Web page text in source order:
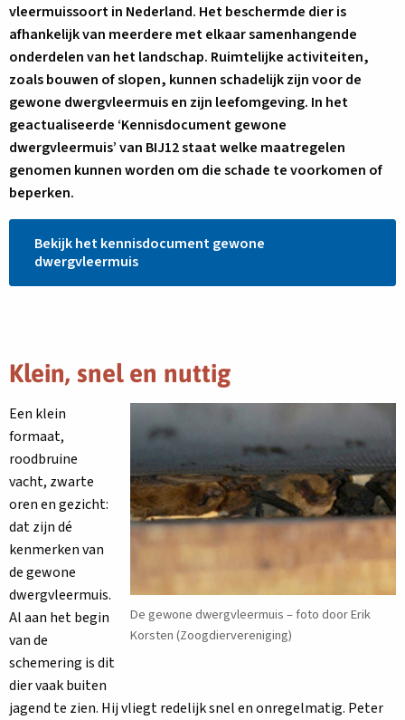
vleermuissoort in Nederland. Het beschermde dier is
afhankelijk van meerdere met elkaar samenhangende
onderdelen van het landschap. Ruimtelijke activiteiten,
zoals bouwen of slopen, kunnen schadelijk zijn voor de
gewone dwergvleermuis en zijn leefomgeving. In het
geactualiseerde ‘Kennisdocument gewone
dwergvleermuis’ van BIJ12 staat welke maatregelen
genomen kunnen worden om die schade te voorkomen of
beperken.
Bekijk het kennisdocument gewone
dwergvleermuis
Klein, snel en nuttig
De gewone dwergvleermuis – foto door Erik
Korsten (Zoogdiervereniging)
Een klein
formaat,
roodbruine
vacht, zwarte
oren en gezicht:
dat zijn dé
kenmerken van
de gewone
dwergvleermuis.
Al aan het begin
van de
schemering is dit
dier vaak buiten
jagend te zien. Hij vliegt redelijk snel en onregelmatig. Peter